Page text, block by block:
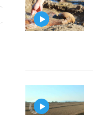
Instagram